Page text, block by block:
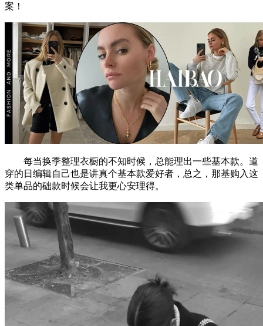
案！
每当换季整理衣橱的不知时候，总能理出一些基本款。道
穿的日编辑自己也是讲真个基本款爱好者，总之，那基购入这
类单品的础款时候会让我更心安理得。